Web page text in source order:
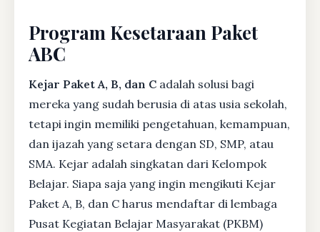
Program Kesetaraan Paket
ABC
Kejar Paket A, B, dan C adalah solusi bagi
mereka yang sudah berusia di atas usia sekolah,
tetapi ingin memiliki pengetahuan, kemampuan,
dan ijazah yang setara dengan SD, SMP, atau
SMA. Kejar adalah singkatan dari Kelompok
Belajar. Siapa saja yang ingin mengikuti Kejar
Paket A, B, dan C harus mendaftar di lembaga
Pusat Kegiatan Belajar Masyarakat (PKBM)